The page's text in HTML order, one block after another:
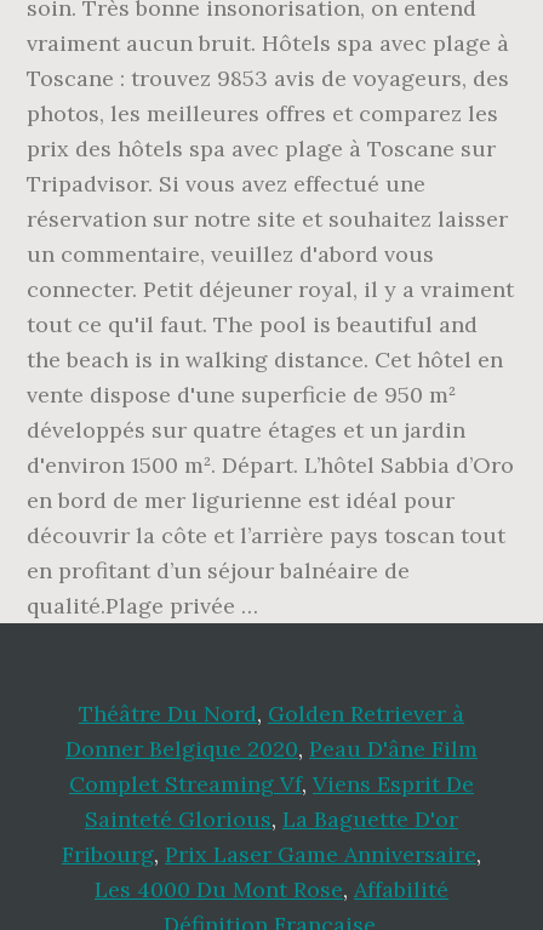
Théâtre Du Nord, Golden Retriever à
Donner Belgique 2020, Peau D'âne Film
Complet Streaming Vf, Viens Esprit De
Sainteté Glorious, La Baguette D'or
Fribourg, Prix Laser Game Anniversaire,
Les 4000 Du Mont Rose, Affabilité